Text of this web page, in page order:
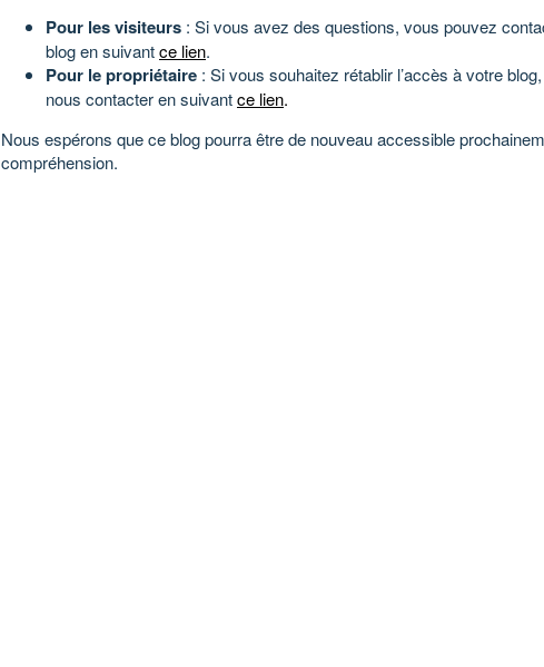
Pour les visiteurs : Si vous avez des questions, vous pouvez
blog en suivantce lien.
Pour le propriétaire : Si vous souhaitez rétablir l’accès à votre
nous contacter en suivantce lien.
Nous espérons que ce blog pourra être de nouveau accessible
compréhension.